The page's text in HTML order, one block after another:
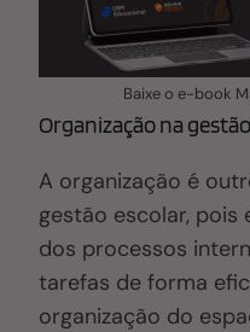
Baixe o e-book
Organização na
A organização é
gestão escolar, pois
dos processos
tarefas de forma
organização do